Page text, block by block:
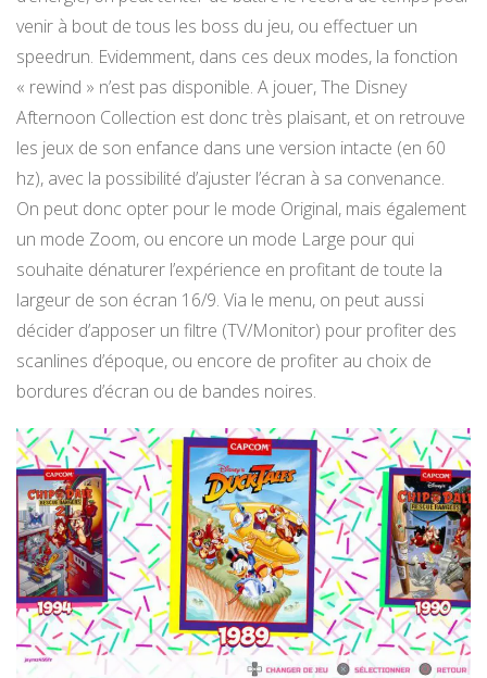
venir à bout de tous les boss du jeu, ou effectuer un
speedrun. Evidemment, dans ces deux modes, la fonction
« rewind » n’est pas disponible. A jouer, The Disney
Afternoon Collection est donc très plaisant, et on retrouve
les jeux de son enfance dans une version intacte (en 60
hz), avec la possibilité d’ajuster l’écran à sa convenance.
On peut donc opter pour le mode Original, mais également
un mode Zoom, ou encore un mode Large pour qui
souhaite dénaturer l’expérience en profitant de toute la
largeur de son écran 16/9. Via le menu, on peut aussi
décider d’apposer un filtre (TV/Monitor) pour profiter des
scanlines d’époque, ou encore de profiter au choix de
bordures d’écran ou de bandes noires.